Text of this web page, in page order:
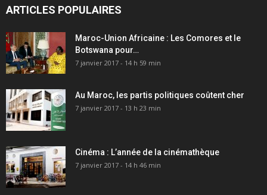
ARTICLES POPULAIRES
Maroc-Union Africaine : Les Comores et le
Botswana pour…
7 janvier 2017 - 14 h 59 min
Au Maroc, les partis politiques coûtent cher
7 janvier 2017 - 13 h 23 min
Cinéma : L’année de la cinémathèque
7 janvier 2017 - 14 h 46 min